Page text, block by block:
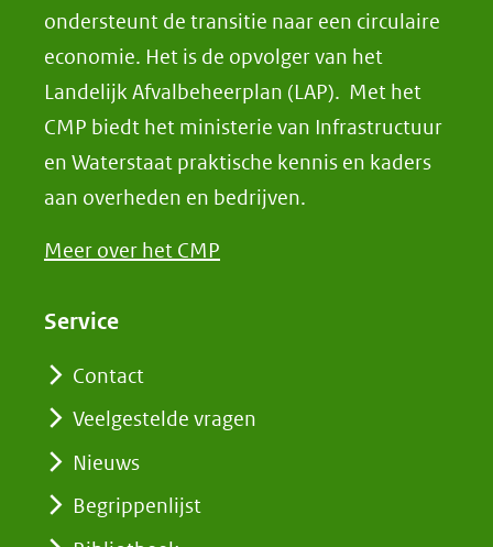
ondersteunt de transitie naar een circulaire
economie. Het is de opvolger van het
Landelijk Afvalbeheerplan (LAP). Met het
CMP biedt het ministerie van Infrastructuur
en Waterstaat praktische kennis en kaders
aan overheden en bedrijven.
Meer over het CMP
Service
Contact
Veelgestelde vragen
Nieuws
Begrippenlijst